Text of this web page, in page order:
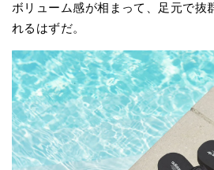
ボリューム感が相まって、足元で抜
れるはずだ。